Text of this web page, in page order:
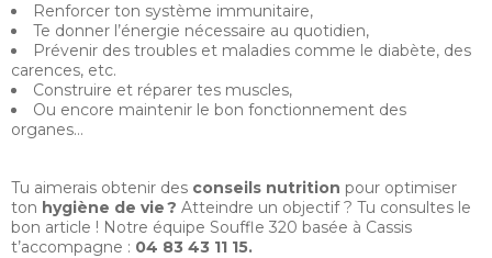
Renforcer ton système immunitaire,
Te donner l’énergie nécessaire au quotidien,
Prévenir des troubles et maladies comme le diabète, des
carences, etc.
Construire et réparer tes muscles,
Ou encore maintenir le bon fonctionnement des
organes…
Tu aimerais obtenir des conseils nutrition pour optimiser
ton hygiène de vie ? Atteindre un objectif ? Tu consultes le
bon article ! Notre équipe Souffle 320 basée à Cassis
t’accompagne : 04 83 43 11 15.